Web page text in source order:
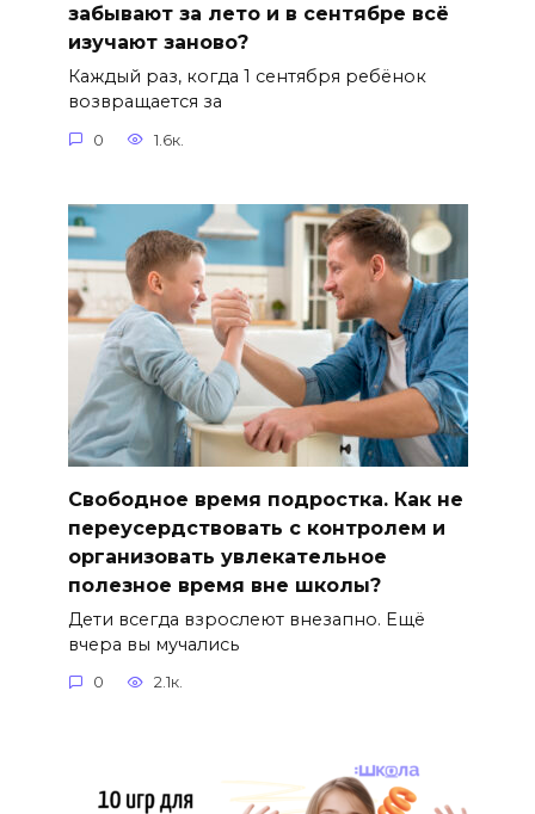
забывают за лето и в сентябре всё
изучают заново?
Каждый раз, когда 1 сентября ребёнок
возвращается за
0 1.6к.
Свободное время подростка. Как не
переусердствовать с контролем и
организовать увлекательное
полезное время вне школы?
Дети всегда взрослеют внезапно. Ещё
вчера вы мучались
0 2.1к.